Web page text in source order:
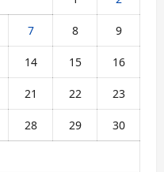
7 8 9
14 15 16
21 22 23
28 29 30